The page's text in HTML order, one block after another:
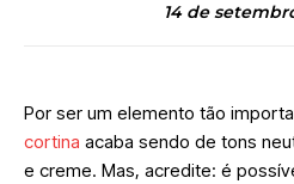
14 de
Por ser um elemento tão
cortina acaba sendo de tons
e creme. Mas, acredite: é